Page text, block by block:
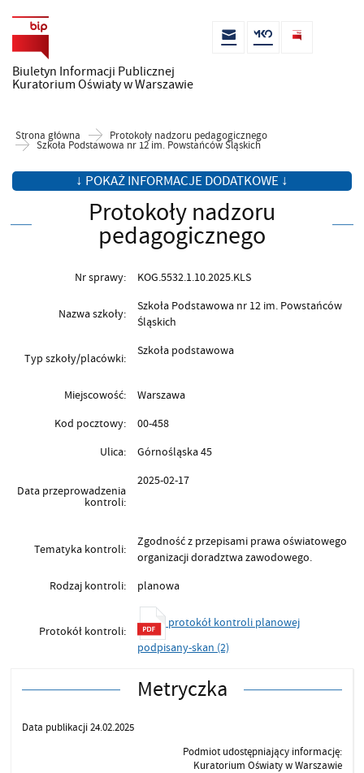
Biuletyn Informacji Publicznej
Kuratorium Oświaty w Warszawie
Strona główna Protokoły nadzoru pedagogicznego
Szkoła Podstawowa nr 12 im. Powstańców Śląskich
↓ POKAŻ INFORMACJE DODATKOWE ↓
Protokoły nadzoru
pedagogicznego
Nr sprawy: KOG.5532.1.10.2025.KLS
Nazwa szkoły:
Szkoła Podstawowa nr 12 im. Powstańców
Śląskich
Typ szkoły/placówki:
Szkoła podstawowa
Miejscowość:
Warszawa
Kod pocztowy:
00-458
Ulica:
Górnośląska 45
Data przeprowadzenia
kontroli:
2025-02-17
Tematyka kontroli:
Zgodność z przepisami prawa oświatowego
organizacji doradztwa zawodowego.
Rodzaj kontroli:
planowa
Protokół kontroli:
protokół kontroli planowej
podpisany-skan (2)
Metryczka
Data publikacji 24.02.2025
Podmiot udostępniający informację:
Kuratorium Oświaty w Warszawie